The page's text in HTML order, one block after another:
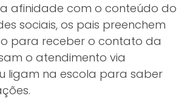
afinidade com o conteúdo do
sociais, os pais preenchem
para receber o contato da
o atendimento via
ligam na escola para saber